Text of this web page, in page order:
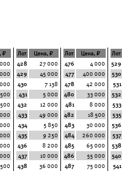
₽
500
Лот
Цена, ₽
428
27 000
429
45 000
430
7 138
431
5 000
432
12 000
433
49 000
434
5 850
435
9 250
436
8 200
437
10 000
438
36 000
Лот
Цена, ₽
476
4 000
477
400 000
478
42 000
480
33 000
481
8 000
482
18 500
483
30 000
484
260 000
485
65 000
486
55 000
487
75 000
Лот
529
530
531
532
533
535
536
537
538
540
541